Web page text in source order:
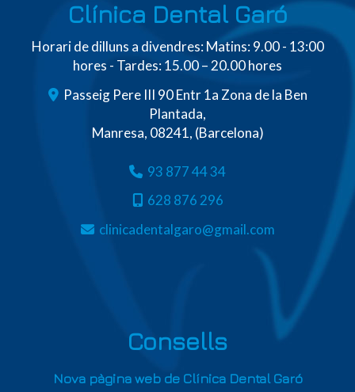
Clínica Dental Garó
Horari de dilluns a divendres: Matins: 9.00 - 13:00
hores - Tardes: 15.00 – 20.00 hores
Passeig Pere III 90 Entr 1a Zona de la Ben
Plantada,
Manresa, 08241, (Barcelona)
93 877 44 34
628 876 296
clinicadentalgaro
gmail.com
Consells
Nova pàgina web de Clínica Dental Garó